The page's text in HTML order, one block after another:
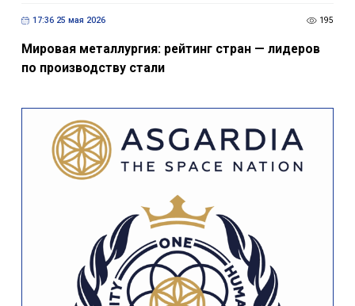
17:36 25 мая 2026 195
Мировая металлургия: рейтинг стран — лидеров
по производству стали